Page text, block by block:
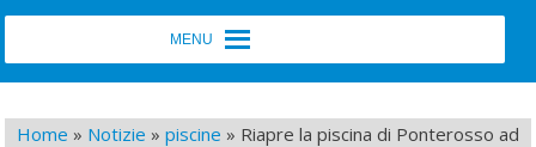
Home » Notizie »piscine » Riapre la piscina di Ponterosso ad